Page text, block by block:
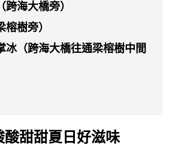
海大橋旁）
榕樹旁）
冰（跨海大橋往通梁榕樹中間
酸甜甜夏日好滋味